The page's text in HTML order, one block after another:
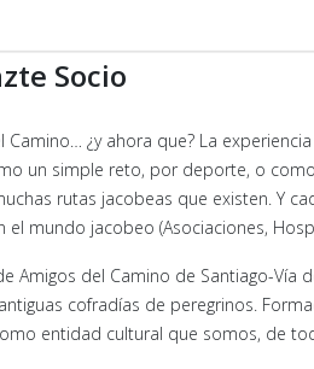
Socio
Camino… ¿y ahora que? La
un simple reto, por deporte, o
rutas jacobeas que existen. Y
el mundo jacobeo (Asociaciones,
Amigos del Camino de Santiago-
cofradías de peregrinos.
entidad cultural que somos, de